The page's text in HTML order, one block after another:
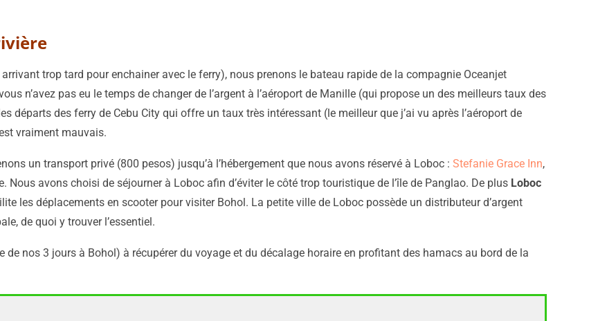
trop tard pour enchainer avec le ferry), nous prenons le bateau rapide de la compagnie Oceanjet
n’avez pas eu le temps de changer de l’argent à l’aéroport de Manille (qui propose un des meilleurs taux des
départs des ferry de Cebu City qui offre un taux très intéressant (le meilleur que j’ai vu après l’aéroport de
vraiment mauvais.
un transport privé (800 pesos) jusqu’à l’hébergement que nous avons réservé à Loboc : Stefanie Grace Inn,
avons choisi de séjourner à Loboc afin d’éviter le côté trop touristique de l’île de Panglao. De plus Loboc
les déplacements en scooter pour visiter Bohol. La petite ville de Loboc possède un distributeur d’argent
de quoi y trouver l’essentiel.
nos 3 jours à Bohol) à récupérer du voyage et du décalage horaire en profitant des hamacs au bord de la